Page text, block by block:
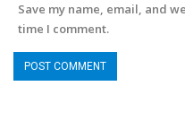
Save my name, email, and
time I comment.